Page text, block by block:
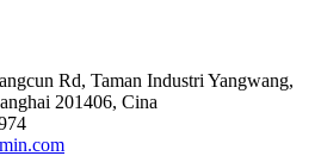
Rd, Taman Industri Yangwang,
201406, Cina